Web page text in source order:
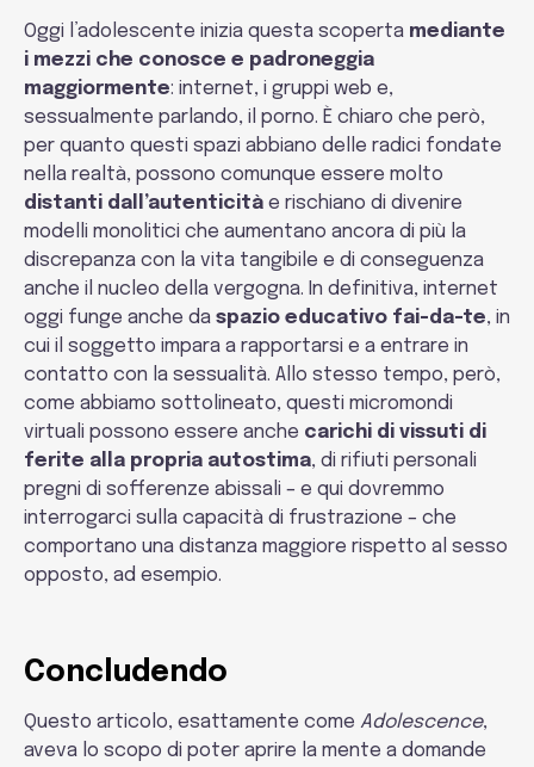
Oggi l’adolescente inizia questa scoperta mediante
i mezzi che conosce e padroneggia
maggiormente: internet, i gruppi web e,
sessualmente parlando, il porno. È chiaro che però,
per quanto questi spazi abbiano delle radici fondate
nella realtà, possono comunque essere molto
distanti dall’autenticità e rischiano di divenire
modelli monolitici che aumentano ancora di più la
discrepanza con la vita tangibile e di conseguenza
anche il nucleo della vergogna. In definitiva, internet
oggi funge anche da spazio educativo fai-da-te, in
cui il soggetto impara a rapportarsi e a entrare in
contatto con la sessualità. Allo stesso tempo, però,
come abbiamo sottolineato, questi micromondi
virtuali possono essere anche carichi di vissuti di
ferite alla propria autostima, di rifiuti personali
pregni di sofferenze abissali – e qui dovremmo
interrogarci sulla capacità di frustrazione – che
comportano una distanza maggiore rispetto al sesso
opposto, ad esempio.
Concludendo
Questo articolo, esattamente come Adolescence,
aveva lo scopo di poter aprire la mente a domande